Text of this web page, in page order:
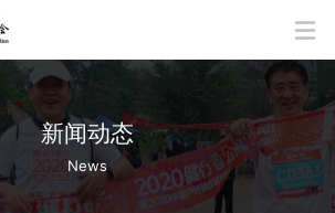
新闻动态
News